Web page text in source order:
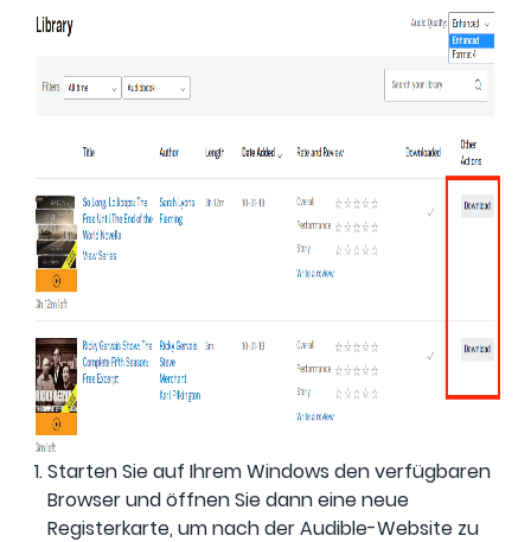
Starten Sie auf Ihrem Windows den verfügbaren
Browser und öffnen Sie dann eine neue
Registerkarte, um nach der Audible-Website zu